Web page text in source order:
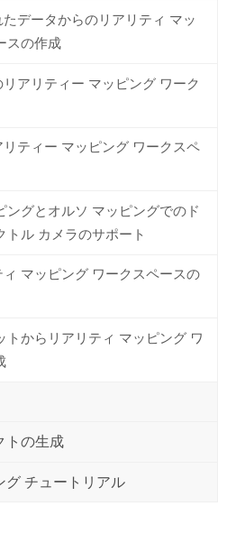
データからのリアリティ マッ
スの作成
アリティー マッピング ワーク
リティー マッピング ワークスペ
ングとオルソ マッピングでのド
トル カメラのサポート
マッピング ワークスペースの
トからリアリティ マッピング ワ
トの生成
グ チュートリアル